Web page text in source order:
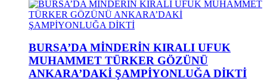
BURSA’DA MİNDERİN KIRALI UFUK
MUHAMMET TÜRKER GÖZÜNÜ
ANKARA’DAKİ ŞAMPİYONLUĞA DİKTİ